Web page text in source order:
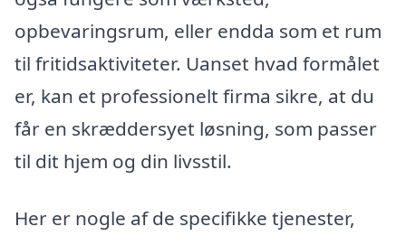
opbevaringsrum, eller endda som et rum
til fritidsaktiviteter. Uanset hvad formålet
er, kan et professionelt firma sikre, at du
får en skræddersyet løsning, som passer
til dit hjem og din livsstil.
Her er nogle af de specifikke tjenester,